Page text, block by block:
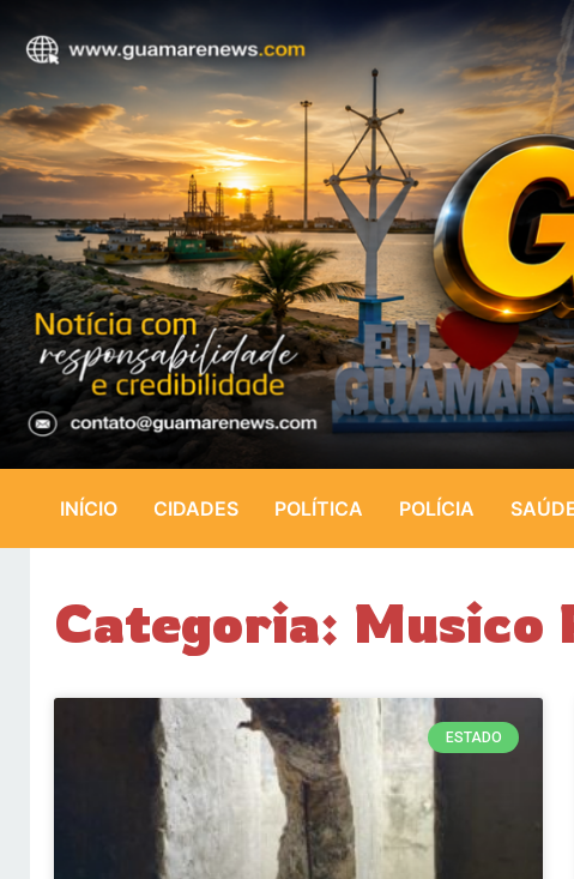
INÍCIO CIDADES POLÍTICA POLÍCIA
Categoria: Musico
ESTADO